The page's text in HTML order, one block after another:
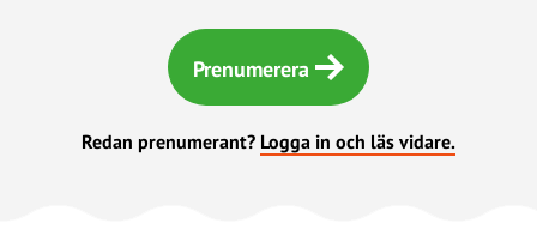
Prenumerera
Redan prenumerant? Logga in och läs vidare.